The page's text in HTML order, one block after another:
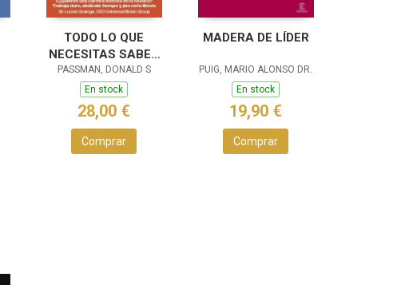
TODO LO QUE
NECESITAS SABER
SOBRE EL NEGOCIO
DE LA MÚSICA
PASSMAN, DONALD S
En stock
28,00 €
Comprar
MADERA DE LÍDER
PUIG, MARIO ALONSO DR.
En stock
19,90 €
Comprar